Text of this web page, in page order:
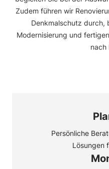
Zudem führen wir
Denkmalschutz durch,
Modernisierung und
nach
Persönliche
Lösungen